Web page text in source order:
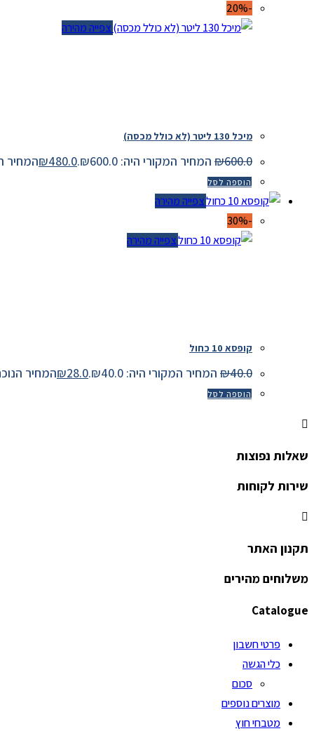
צפייה מהירה
מיכל 130 ליטר (לא כולל מכסה)
₪600.0 המחיר המקורי היה: ₪600.0. ₪480.0 המחיר
הוספה לסל
צפייה מהירה
צפייה מהירה
קופסא 10 כחול
₪40.0 המחיר המקורי היה: ₪40.0. ₪28.0 המחיר הנוכחי
הוספה לסל
שאלות נפוצות
שירות לקוחות
תקנון האתר
משלוחים מהירים
Catalogue
פרטי חשבון
כלי הגשה
סכום
מוצרים נוספים
מטבחי חוץ